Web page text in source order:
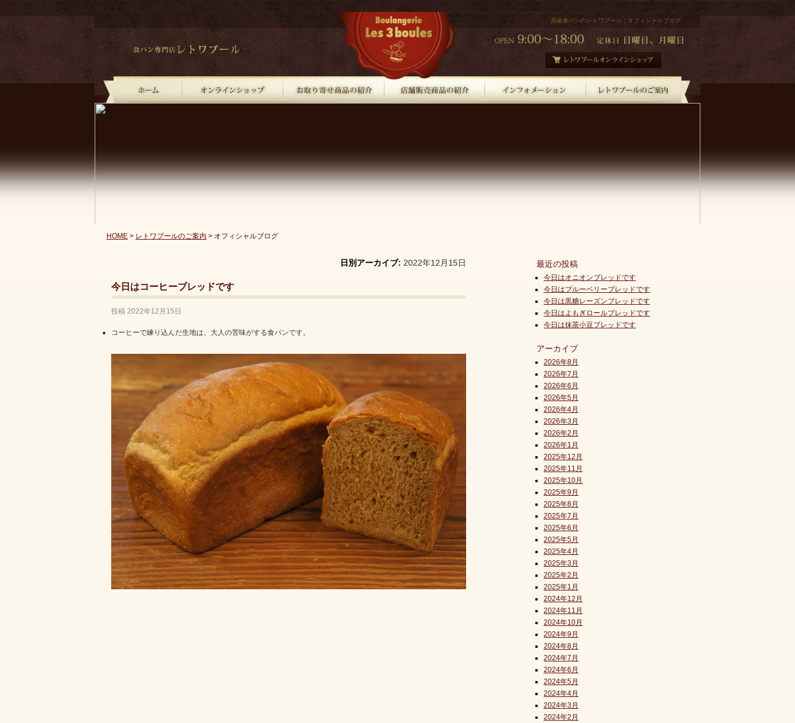
高級食パンのレトワブール｜オフィシャルブログ
HOME > レトワブールのご案内 > オフィシャルブログ
最近の投稿
今日はオニオンブレッドです
今日はブルーベリーブレッドです
今日は黒糖レーズンブレッドです
今日はよもぎロールブレッドです
今日は抹茶小豆ブレッドです
アーカイブ
2026年8月
2026年7月
2026年6月
2026年5月
2026年4月
2026年3月
2026年2月
2026年1月
2025年12月
2025年11月
2025年10月
2025年9月
2025年8月
2025年7月
2025年6月
2025年5月
2025年4月
2025年3月
2025年2月
2025年1月
2024年12月
2024年11月
2024年10月
2024年9月
2024年8月
2024年7月
2024年6月
2024年5月
2024年4月
2024年3月
2024年2月
日別アーカイブ: 2022年12月15日
今日はコーヒーブレッドです
投稿 2022年12月15日
コーヒーで練り込んだ生地は、大人の苦味がする食パンです。